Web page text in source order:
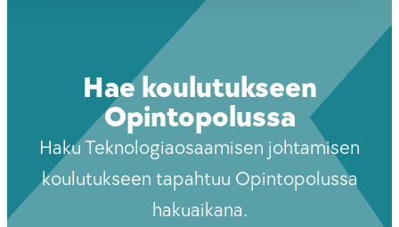
Hae koulutukseen
Opintopolussa
Haku Teknologiaosaamisen johtamisen
koulutukseen tapahtuu Opintopolussa
hakuaikana.